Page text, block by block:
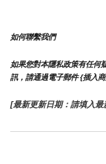
如何聯繫我們
如果您對本隱私政策有任何
訊，請通過電子郵件 {插入
[最新更新日期：請填入最